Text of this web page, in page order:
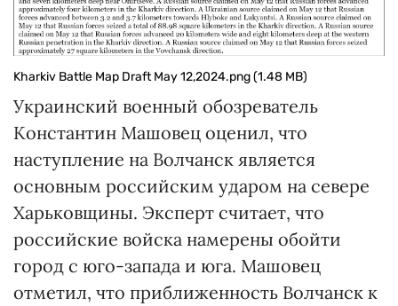
Kharkiv Battle Map Draft May 12,2024.png (1.48 MB)
Украинский военный обозреватель
Константин Машовец оценил, что
наступление на Волчанск является
основным российским ударом на севере
Харьковщины. Эксперт считает, что
российские войска намерены обойти
город с юго-запада и юга. Машовец
отметил, что приближенность Волчанск к